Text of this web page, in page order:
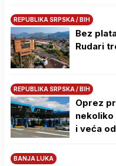
REPUBLIKA SRPSKA / BIH
Bez
Rudari
REPUBLIKA SRPSKA / BIH
Oprez
nekoliko
i veća
BANJA LUKA